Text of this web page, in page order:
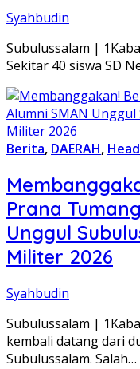
Syahbudin
Subulussalam |
Sekitar 40 siswa SD
Berita, DAERAH,
Prana
Unggul
Militer 2026
Syahbudin
Subulussalam |
kembali datang dari
Subulussalam. Salah…